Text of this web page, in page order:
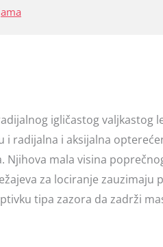
igličastog valjkastog
i radijalna i aksijalna
Njihova mala visina
za lociranje zauzimaju
tipa zazora da zadrži